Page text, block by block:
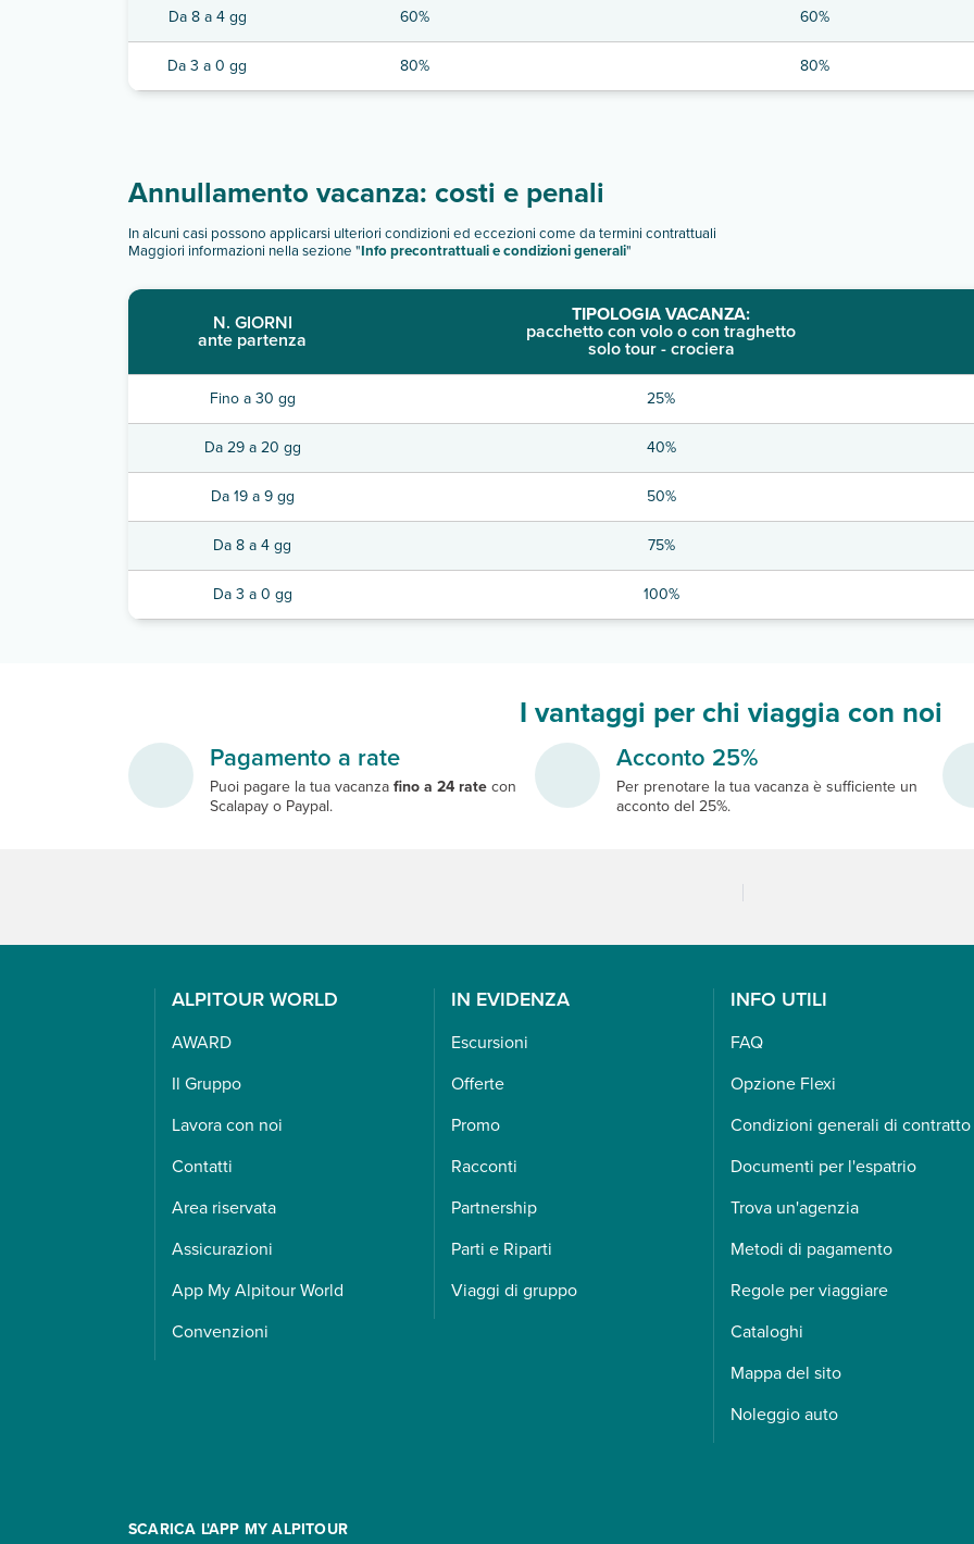
Da 8 a 4 gg 60% 60%
Da 3 a 0 gg 80% 80%
Annullamento vacanza: costi e penali
In alcuni casi possono applicarsi ulteriori condizioni ed eccezioni come da termini contrattuali
Maggiori informazioni nella sezione "Info precontrattuali e condizioni generali"
N. GIORNI
ante partenza
TIPOLOGIA VACANZA:
pacchetto con volo o con traghetto
solo tour - crociera
Fino a 30 gg 25%
Da 29 a 20 gg 40%
Da 19 a 9 gg 50%
Da 8 a 4 gg 75%
Da 3 a 0 gg 100%
I vantaggi per chi viaggia con noi
Pagamento a rate
Puoi pagare la tua vacanzafino a 24 ratecon
Scalapay o Paypal.
Acconto 25%
Per prenotare la tua vacanza è sufficiente un
acconto del 25%.
ALPITOUR WORLD
AWARD
Il Gruppo
Lavora con noi
Contatti
Area riservata
Assicurazioni
App My Alpitour World
Convenzioni
IN EVIDENZA
Escursioni
Offerte
Promo
Racconti
Partnership
Parti e Riparti
Viaggi di gruppo
INFO UTILI
FAQ
Opzione Flexi
Condizioni generali di contratto
Documenti per l'espatrio
Trova un'agenzia
Metodi di pagamento
Regole per viaggiare
Cataloghi
Mappa del sito
Noleggio auto
SCARICA L'APP MY ALPITOUR